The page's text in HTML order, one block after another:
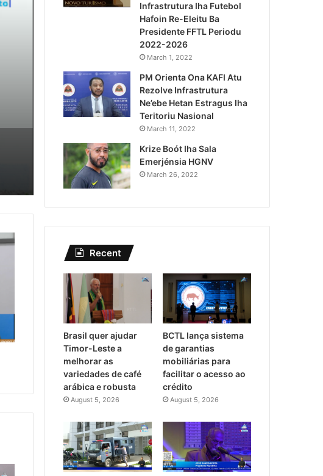
Lei Siberseguransa Ajuda
Kaptura Autór Kriminozu
Estranjeiru
Infrastrutura Iha Futebol
Hafoin Re-Eleitu Ba
Presidente FFTL Periodu
2022-2026
March 1, 2022
PM Orienta Ona KAFI Atu
Rezolve Infrastrutura
Ne’ebe Hetan Estragus Iha
Teritoriu Nasional
March 11, 2022
Krize Boót Iha Sala
Emerjénsia HGNV
March 26, 2022
Recent
Brasil quer ajudar
Timor-Leste a
melhorar as
variedades de café
arábica e robusta
August 5, 2026
BCTL lança sistema
de garantias
mobiliárias para
facilitar o acesso ao
crédito
August 5, 2026